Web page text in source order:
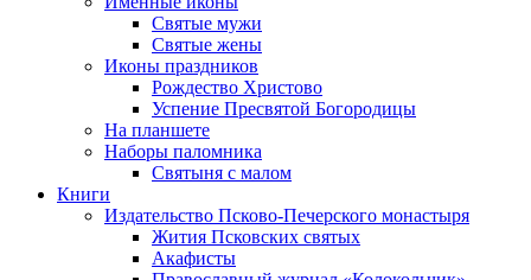
Святые мужи
Святые жены
Иконы праздников
Рождество Христово
Успение Пресвятой Богородицы
На планшете
Наборы паломника
Святыня с малом
Книги
Издательство Псково-Печерского монастыря
Жития Псковских святых
Акафисты